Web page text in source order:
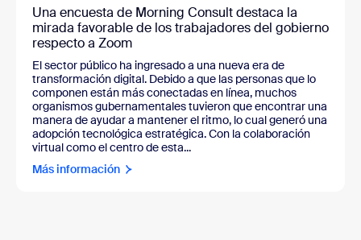
Una encuesta de Morning Consult destaca la
mirada favorable de los trabajadores del gobierno
respecto a Zoom
El sector público ha ingresado a una nueva era de
transformación digital. Debido a que las personas que lo
componen están más conectadas en línea, muchos
organismos gubernamentales tuvieron que encontrar una
manera de ayudar a mantener el ritmo, lo cual generó una
adopción tecnológica estratégica. Con la colaboración
virtual como el centro de esta...
Más información